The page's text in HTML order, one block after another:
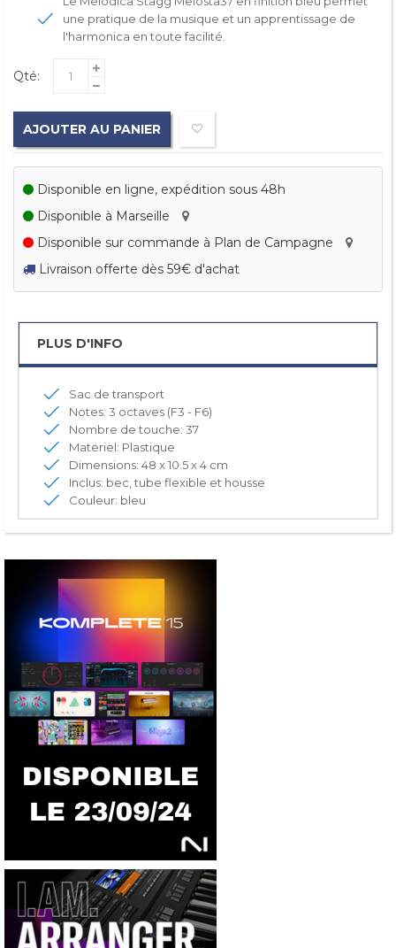
une pratique de la musique et un apprentissage de
l'harmonica en toute facilité.
Qté:
AJOUTER AU PANIER
Disponible en ligne, expédition sous 48h
Disponible à Marseille
Disponible sur commande à Plan de Campagne
Livraison offerte dès 59€ d'achat
PLUS D'INFO
Sac de transport
Notes: 3 octaves (F3 - F6)
Nombre de touche: 37
Materiel: Plastique
Dimensions: 48 x 10.5 x 4 cm
Inclus: bec, tube flexible et housse
Couleur: bleu